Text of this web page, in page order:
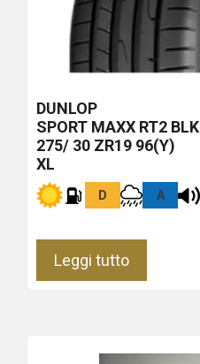
DUNLOP
SPORT MAXX RT2 BLK
275/ 30 ZR19 96(Y)
XL
D A
Leggi tutto